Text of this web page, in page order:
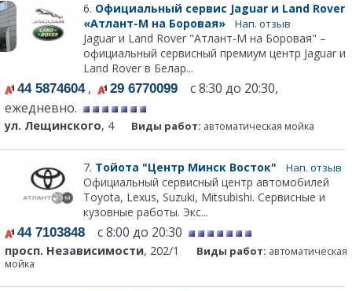
6. Официальный сервис Jaguar и Land Rover
«Атлант-М на Боровая»
Нап. отзыв
Jaguar и Land Rover "Атлант-М на Боровая" –
официальный сервисный премиум центр Jaguar и
Land Rover в Белар...
44 5874604, 29 6770099 с 8:30 до 20:30,
ежедневно.
ул. Лещинского, 4 Виды работ: автоматическая мойка
7. Тойота "Центр Минск Восток" Нап. отзыв
Официальный сервисный центр автомобилей
Toyota, Lexus, Suzuki, Mitsubishi. Сервисные и
кузовные работы. Экс...
44 7103848 с 8:00 до 20:30
просп. Независимости, 202/1 Виды работ: автоматическая
мойка